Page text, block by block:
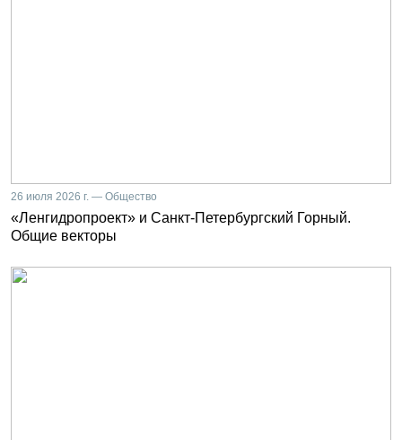
26 июля 2026 г. — Общество
«Ленгидропроект» и Санкт-Петербургский Горный.
Общие векторы